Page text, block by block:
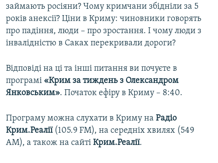
Усі сайти RFE/RL
займають росіяни? Чому кримчани збідніли за 5
років анексії? Ціни в Криму: чиновники говорять
про падіння, люди – про зростання. І чому люди з
інвалідністю в Саках перекривали дороги?
Відповіді на ці та інші питання ви почуєте в
програмі «Крим за тиждень з Олександром
Янковським». Початок ефіру в Криму – 8:40.
Програму можна слухати в Криму на Радіо
Крим.Реалії(105.9 FM), на середніх хвилях (549
АМ), а також на сайті Крим.Реалії.